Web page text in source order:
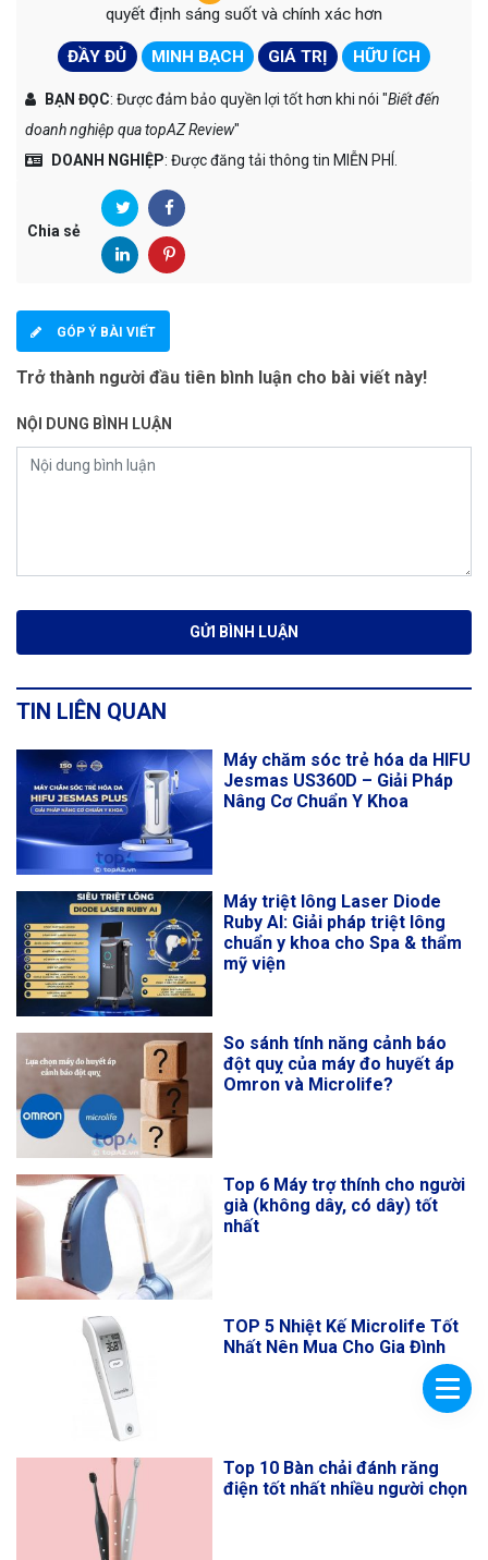
quyết định sáng suốt và chính xác hơn
ĐẦY ĐỦ MINH BẠCH GIÁ TRỊ HỮU ÍCH
BẠN ĐỌC: Được đảm bảo quyền lợi tốt hơn khi nói "Biết đến
doanh nghiệp qua topAZ Review"
DOANH NGHIỆP: Được đăng tải thông tin MIỄN PHÍ.
Chia sẻ
GÓP Ý BÀI VIẾT
Trở thành người đầu tiên bình luận cho bài viết này!
NỘI DUNG BÌNH LUẬN
TIN LIÊN QUAN
Máy chăm sóc trẻ hóa da HIFU
Jesmas US360D – Giải Pháp
Nâng Cơ Chuẩn Y Khoa
Máy triệt lông Laser Diode
Ruby AI: Giải pháp triệt lông
chuẩn y khoa cho Spa & thẩm
mỹ viện
So sánh tính năng cảnh báo
đột quỵ của máy đo huyết áp
Omron và Microlife?
Top 6 Máy trợ thính cho người
già (không dây, có dây) tốt
nhất
TOP 5 Nhiệt Kế Microlife Tốt
Nhất Nên Mua Cho Gia Đình
Top 10 Bàn chải đánh răng
điện tốt nhất nhiều người chọn